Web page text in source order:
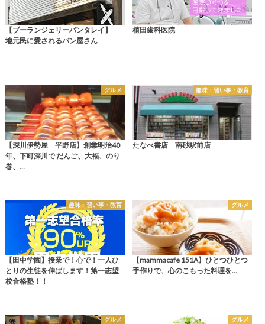
【ブーランジェリーパンタレイ】
地元民に愛されるパン屋さん
植田歯科医院
グルメ
【深川伊勢屋 平野店】創業明治40
年、下町深川で だんご、大福、のり
巻、…
趣味・習い事・教育
たなべ書店 南砂駅前店
趣味・習い事・教育
【田中学園】授業で！心で！一人ひ
とりの生徒を伸ばします！第一志望
校合格塾！！
グルメ
【mammacafe 151A】ひとつひとつ
手作りで、心のこもった料理を…
グルメ グルメ